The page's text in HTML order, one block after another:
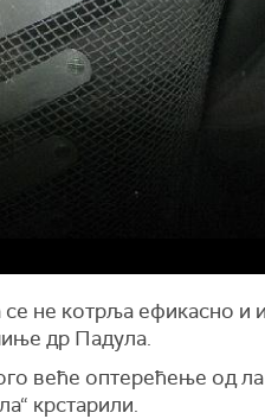
не котрља ефикасно и
др Падула.
веће оптерећење од
крстарили.